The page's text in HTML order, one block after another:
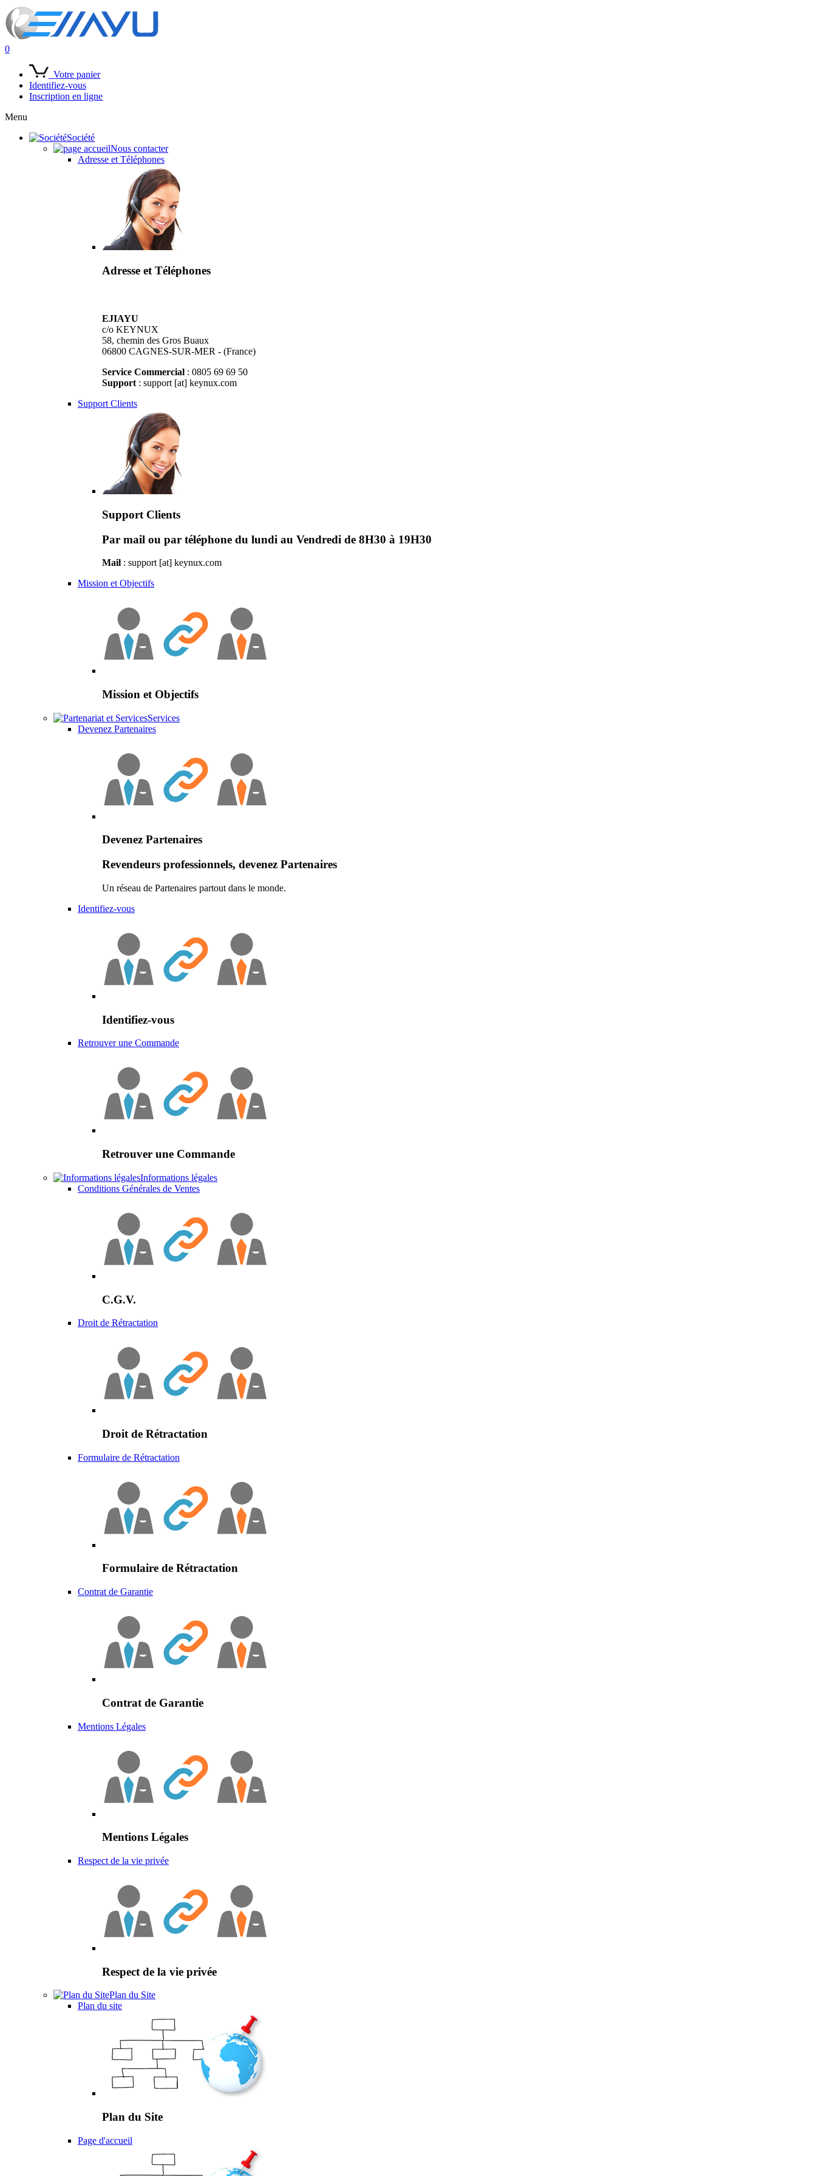
0
Votre panier
Identifiez-vous
Inscription en ligne
Menu
Société
Nous contacter
Adresse et Téléphones
Adresse et Téléphones
EJIAYU
c/o KEYNUX
58, chemin des Gros Buaux
06800 CAGNES-SUR-MER - (France)
Service Commercial : 0805 69 69 50
Support : support [at] keynux.com
Support Clients
Support Clients
Par mail ou par téléphone du lundi au Vendredi de 8H30 à 19H30
Mail : support [at] keynux.com
Mission et Objectifs
Mission et Objectifs
Services
Devenez Partenaires
Devenez Partenaires
Revendeurs professionnels, devenez Partenaires
Un réseau de Partenaires partout dans le monde.
Identifiez-vous
Identifiez-vous
Retrouver une Commande
Retrouver une Commande
Informations légales
Conditions Générales de Ventes
C.G.V.
Droit de Rétractation
Droit de Rétractation
Formulaire de Rétractation
Formulaire de Rétractation
Contrat de Garantie
Contrat de Garantie
Mentions Légales
Mentions Légales
Respect de la vie privée
Respect de la vie privée
Plan du Site
Plan du site
Plan du Site
Page d'accueil